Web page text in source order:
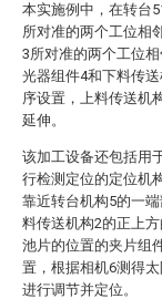
本实施例中，在转台
所对准的两个工位相
3所对准的两个工位
光器组件4和下料传
序设置，上料传送机
延伸。
该加工设备还包括用
行检测定位的定位机
靠近转台机构5的一
料传送机构2的正上
池片的位置的夹片组
置，根据相机6测得
进行调节并定位。